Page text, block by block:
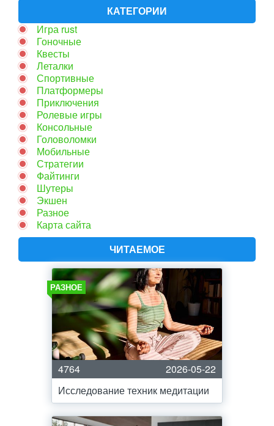
КАТЕГОРИИ
Игра rust
Гоночные
Квесты
Леталки
Спортивные
Платформеры
Приключения
Ролевые игры
Консольные
Головоломки
Мобильные
Стратегии
Файтинги
Шутеры
Экшен
Разное
Карта сайта
ЧИТАЕМОЕ
РАЗНОЕ
4764
2026-05-22
Исследование техник медитации